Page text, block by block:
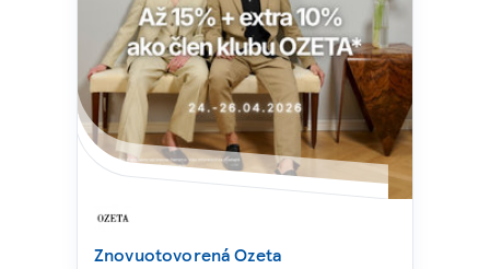
Znovuotovorená Ozeta